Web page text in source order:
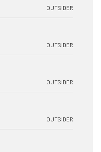
OUTSIDER
OUTSIDER
OUTSIDER
OUTSIDER